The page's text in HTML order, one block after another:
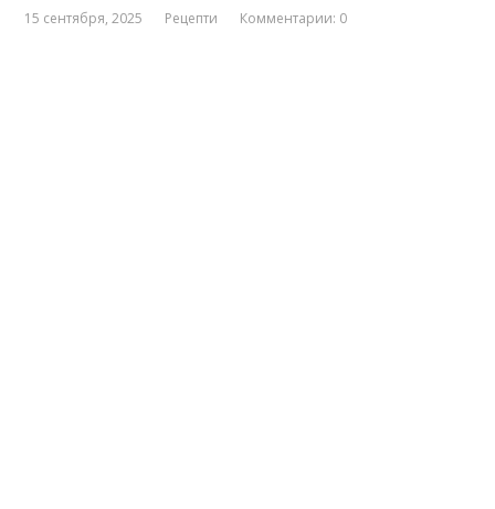
15 сентября, 2025 Рецепти Комментарии: 0